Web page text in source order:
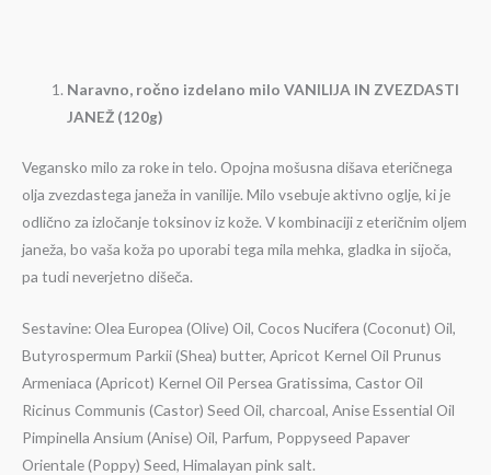
Naravno, ročno izdelano milo VANILIJA IN ZVEZDASTI
JANEŽ (120g)
Vegansko milo za roke in telo. Opojna mošusna dišava eteričnega
olja zvezdastega janeža in vanilije. Milo vsebuje aktivno oglje, ki je
odlično za izločanje toksinov iz kože. V kombinaciji z eteričnim oljem
janeža, bo vaša koža po uporabi tega mila mehka, gladka in sijoča,
pa tudi neverjetno dišeča.
Sestavine: Olea Europea (Olive) Oil, Cocos Nucifera (Coconut) Oil,
Butyrospermum Parkii (Shea) butter, Apricot Kernel Oil Prunus
Armeniaca (Apricot) Kernel Oil Persea Gratissima, Castor Oil
Ricinus Communis (Castor) Seed Oil, charcoal, Anise Essential Oil
Pimpinella Ansium (Anise) Oil, Parfum, Poppyseed Papaver
Orientale (Poppy) Seed, Himalayan pink salt.